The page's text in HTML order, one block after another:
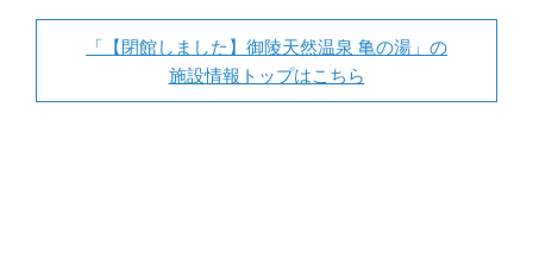
「【閉館しました】御陵天然温泉 亀の湯」の
施設情報トップはこちら